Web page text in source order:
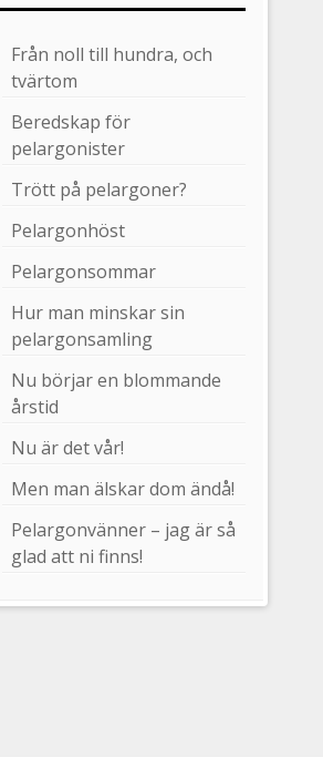
Från noll till hundra, och
tvärtom
Beredskap för
pelargonister
Trött på pelargoner?
Pelargonhöst
Pelargonsommar
Hur man minskar sin
pelargonsamling
Nu börjar en blommande
årstid
Nu är det vår!
Men man älskar dom ändå!
Pelargonvänner – jag är så
glad att ni finns!